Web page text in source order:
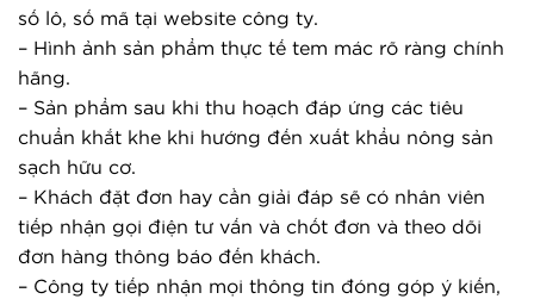
số lô, số mã tại website công ty.
– Hình ảnh sản phẩm thực tế tem mác rõ ràng chính
hãng.
– Sản phẩm sau khi thu hoạch đáp ứng các tiêu
chuẩn khắt khe khi hướng đến xuất khẩu nông sản
sạch hữu cơ.
– Khách đặt đơn hay cần giải đáp sẽ có nhân viên
tiếp nhận gọi điện tư vấn và chốt đơn và theo dõi
đơn hàng thông báo đến khách.
– Công ty tiếp nhận mọi thông tin đóng góp ý kiến,